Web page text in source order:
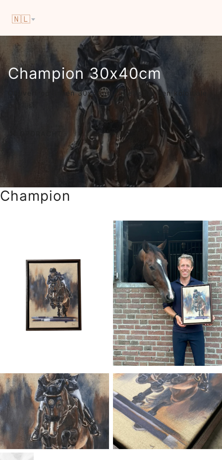
🇳🇱
Champion 30x40cm
Olieverf op linnen 30x40cm ingelijst in een koloniale
Champion